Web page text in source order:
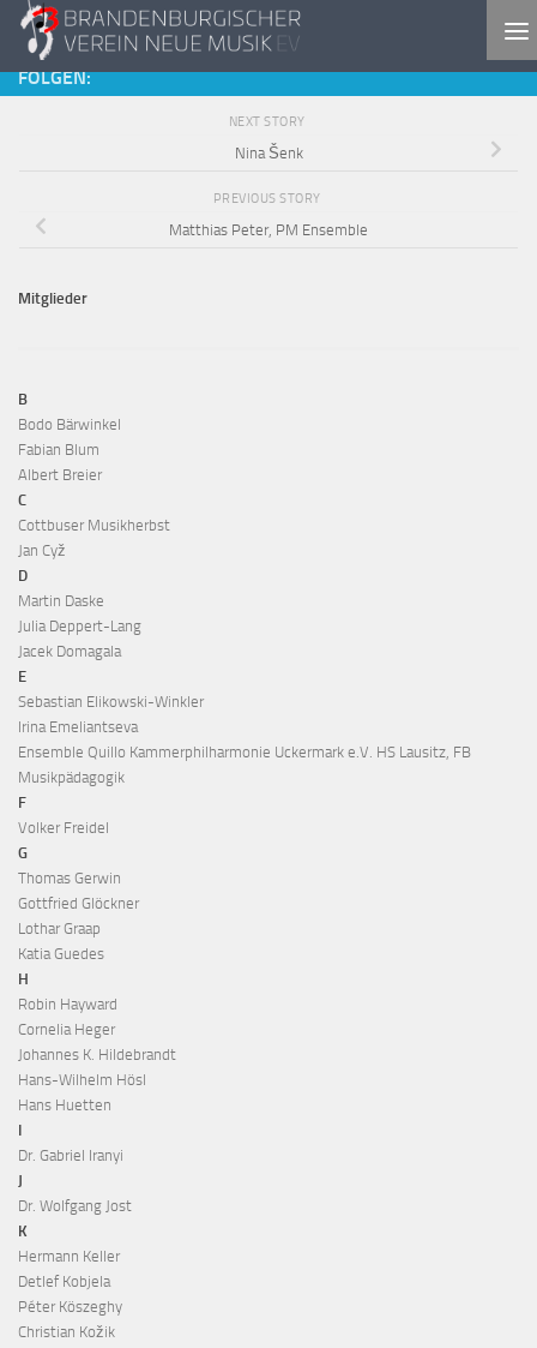
Skip to content
FOLGEN:
NEXT STORY
Nina Šenk
PREVIOUS STORY
Matthias Peter, PM Ensemble
Mitglieder
B
Bodo Bärwinkel
Fabian Blum
Albert Breier
C
Cottbuser Musikherbst
Jan Cyž
D
Martin Daske
Julia Deppert-Lang
Jacek Domagala
E
Sebastian Elikowski-Winkler
Irina Emeliantseva
Ensemble Quillo Kammerphilharmonie Uckermark e.V. HS Lausitz, FB
Musikpädagogik
F
Volker Freidel
G
Thomas Gerwin
Gottfried Glöckner
Lothar Graap
Katia Guedes
H
Robin Hayward
Cornelia Heger
Johannes K. Hildebrandt
Hans-Wilhelm Hösl
Hans Huetten
I
Dr. Gabriel Iranyi
J
Dr. Wolfgang Jost
K
Hermann Keller
Detlef Kobjela
Péter Köszeghy
Christian Kožik